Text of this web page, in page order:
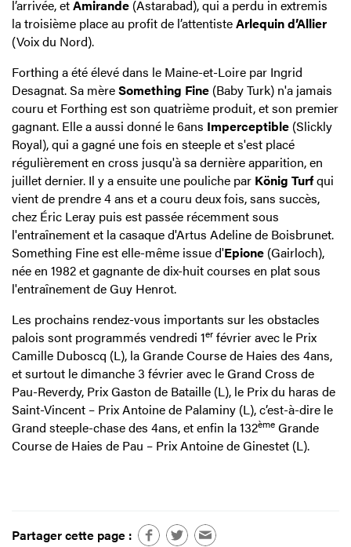
l’arrivée, etAmirande (Astarabad), qui a perdu in extremis
la troisième place au profit de l’attentisteArlequin d’Allier
(Voix du Nord).
Forthing a été élevé dans le Maine-et-Loire par Ingrid
Desagnat. Sa mèreSomething Fine (Baby Turk) n'a jamais
couru et Forthing est son quatrième produit, et son premier
gagnant. Elle a aussi donné le 6ans Imperceptible (Slickly
Royal), qui a gagné une fois en steeple et s'est placé
régulièrement en cross jusqu'à sa dernière apparition, en
juillet dernier. Il y a ensuite une pouliche par König Turfqui
vient de prendre 4 ans et a couru deux fois, sans succès,
chez Éric Leray puis est passée récemment sous
l'entraînement et la casaque d'Artus Adeline de Boisbrunet.
Something Fine est elle-même issue d'Epione (Gairloch),
née en 1982 et gagnante de dix-huit courses en plat sous
l'entraînement de Guy Henrot.
Les prochains rendez-vous importants sur les obstacles
palois sont programmés vendredi 1er février avec le Prix
Camille Duboscq (L), la Grande Course de Haies des 4ans,
et surtout le dimanche 3 février avec le Grand Cross de
Pau-Reverdy, Prix Gaston de Bataille (L), le Prix du haras de
Saint-Vincent – Prix Antoine de Palaminy (L), c’est-à-dire le
Grand steeple-chase des 4ans, et enfin la 132ème Grande
Course de Haies de Pau – Prix Antoine de Ginestet (L).
Partager cette page :